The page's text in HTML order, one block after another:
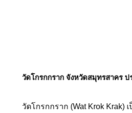
วัดโกรกกราก จังหวัดสมุทรสาคร ป
วัดโกรกกราก (Wat Krok Krak)